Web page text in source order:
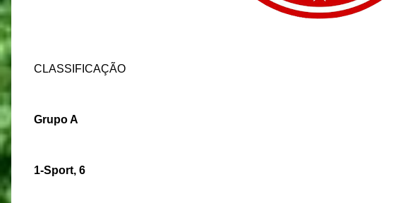
CLASSIFICAÇÃO
Grupo A
1-Sport, 6